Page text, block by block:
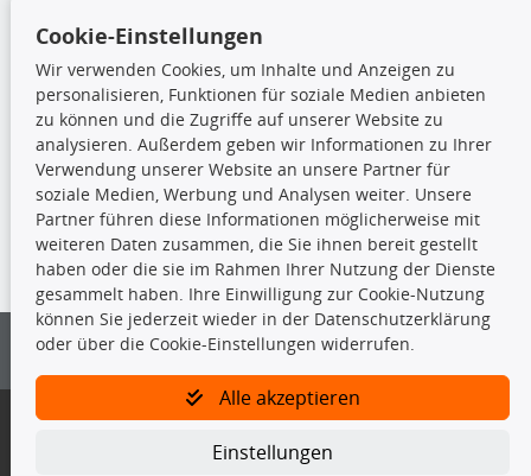
Stoßdämpfer
TecDoc Inside
Die hier angezeigten Daten insbesondere die gesamte Datenbank dürfen
nicht kopiert werden.
Es ist zu unterlassen, die Daten oder die gesamte Datenbank ohne
vorherige Zustimmung von TecDoc zu vervielfältigen, zu verbreiten
und/oder diese Handlungen durch Dritte ausführen zu lassen. Ein
Bitte prüfen Sie, ob das über unseren Onlineshop identifizierte Ersatzteil
Gegebenenfalls sind ergänzende Informationen notwendig, um
Cookie-Einstellungen
Wir verwenden Cookies, um Inhalte und Anzeigen zu
personalisieren, Funktionen für soziale Medien anbieten
zu können und die Zugriffe auf unserer Website zu
analysieren. Außerdem geben wir Informationen zu Ihrer
Verwendung unserer Website an unsere Partner für
soziale Medien, Werbung und Analysen weiter. Unsere
Partner führen diese Informationen möglicherweise mit
weiteren Daten zusammen, die Sie ihnen bereit gestellt
haben oder die sie im Rahmen Ihrer Nutzung der Dienste
gesammelt haben. Ihre Einwilligung zur Cookie-Nutzung
können Sie jederzeit wieder in der Datenschutzerklärung
oder über die Cookie-Einstellungen widerrufen.
Alle akzeptieren
Einstellungen